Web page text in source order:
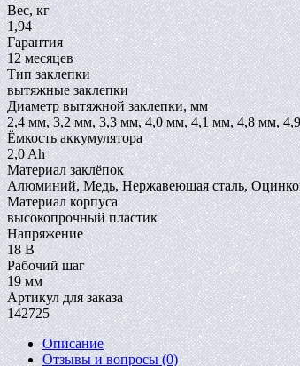
Вес, кг
1,94
Гарантия
12 месяцев
Тип заклепки
вытяжные заклепки
Диаметр вытяжной заклепки, мм
2,4 мм, 3,2 мм, 3,3 мм, 4,0 мм, 4,1 мм, 4,8 мм,
Ёмкость аккумулятора
2,0 Ah
Материал заклёпок
Алюминий, Медь, Нержавеющая сталь,
Материал корпуса
высокопрочный пластик
Напряжение
18 В
Рабочий шаг
19 мм
Артикул для заказа
142725
Описание
Отзывы и вопросы(0)